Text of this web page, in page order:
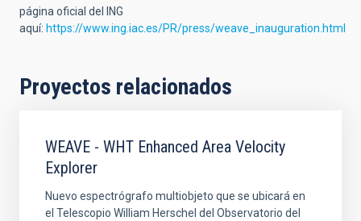
página oficial del ING
aquí: https://www.ing.iac.es/PR/press/weave_inauguration.html
Proyectos relacionados
WEAVE - WHT Enhanced Area Velocity
Explorer
Nuevo espectrógrafo multiobjeto que se ubicará en
el Telescopio William Herschel del Observatorio del